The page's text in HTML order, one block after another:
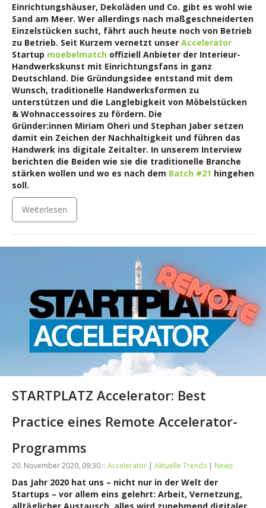
Einrichtungshäuser, Dekoläden und Co. gibt es wohl wie
Sand am Meer. Wer allerdings nach maßgeschneiderten
Einzelstücken sucht, fährt auch heute noch von Betrieb
zu Betrieb. Seit Kurzem vernetzt unser Accelerator
Startup moebelmatch offiziell Anbieter der Interieur-
Handwerkskunst mit Einrichtungsfans in ganz
Deutschland. Die Gründungsidee entstand mit dem
Wunsch, traditionelle Handwerksformen zu
unterstützen und die Langlebigkeit von Möbelstücken
& Wohnaccessoires zu fördern. Die
Gründer:innen Miriam Oheri und Stephan Jaber setzen
damit ein Zeichen der Nachhaltigkeit und führen das
Handwerk ins digitale Zeitalter. In unserem Interview
berichten die Beiden wie sie die traditionelle Branche
stärken wollen und wo es nach dem Batch #21 hingehen
soll.
Weiterlesen
STARTPLATZ Accelerator: Best
Practice eines Remote Accelerator-
Programms
20. November 2020, 09:30 :: Accelerator | Aktuelle Trends | News
Das Jahr 2020 hat uns – nicht nur in der Welt der
Startups – vor allem eins gelehrt: Arbeit, Vernetzung,